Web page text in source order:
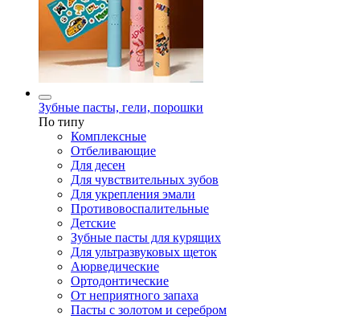
Зубные пасты, гели, порошки
По типу
Комплексные
Отбеливающие
Для десен
Для чувствительных зубов
Для укрепления эмали
Противовоспалительные
Детские
Зубные пасты для курящих
Для ультразвуковых щеток
Аюрведические
Ортодонтические
От неприятного запаха
Пасты с золотом и серебром